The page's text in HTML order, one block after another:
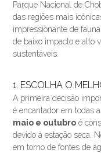
Parque Nacional de
das regiões mais
impressionante de
de baixo impacto e alto
sustentáveis.
1. ESCOLHA O
A primeira decisão
é encantador em todas
maio e outubro é
devido à estação seca.
em torno de fontes de